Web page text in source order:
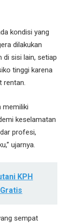
kondisi yang
dilakukan
di sisi lain, setiap
tinggi karena
rentan.
memiliki
keselamatan
profesi,
ujarnya.
KPH
sempat